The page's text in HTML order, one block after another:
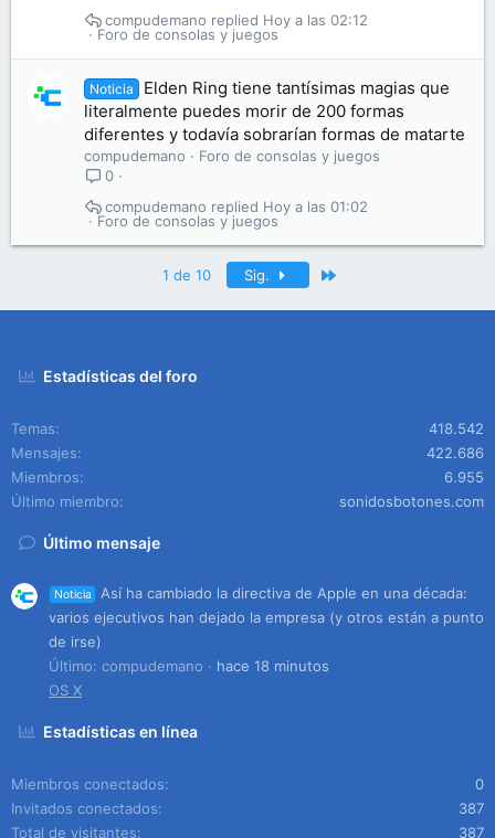
Foro de consolas y juegos
Hoy a las 02:12
compudemano
Noticia
Elden Ring tiene tantísimas magias que
literalmente puedes morir de 200 formas
diferentes y todavía sobrarían formas de matarte
compudemano
Foro de consolas y juegos
0
Foro de consolas y juegos
Hoy a las 01:02
compudemano
1 de 10 Sig.
Estadísticas del foro
Temas
418.542
Mensajes
422.686
Miembros
6.955
Último miembro
sonidosbotones.com
Último mensaje
Noticia
Así ha cambiado la directiva de Apple en una década:
varios ejecutivos han dejado la empresa (y otros están a punto
de irse)
Último: compudemano
hace 18 minutos
OS X
Estadísticas en línea
Miembros conectados
0
Invitados conectados
387
Total de visitantes
387